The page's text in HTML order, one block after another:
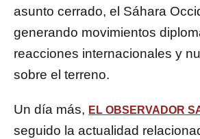
asunto cerrado, el Sáhara
generando movimientos
reacciones internacionales y
sobre el terreno.
Un día más, EL OBSERVADOR
seguido la actualidad